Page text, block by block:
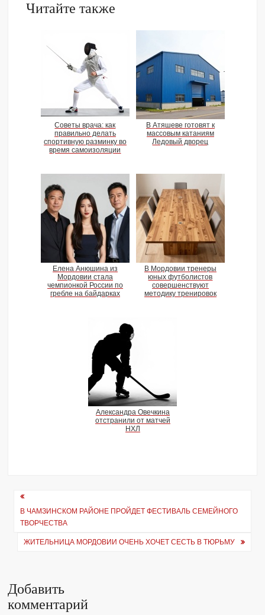
Читайте также
Советы врача: как
правильно делать
спортивную разминку во
время самоизоляции
В Атяшеве готовят к
массовым катаниям
Ледовый дворец
Елена Анюшина из
Мордовии стала
чемпионкой России по
гребле на байдарках
В Мордовии тренеры
юных футболистов
совершенствуют
методику тренировок
Александра Овечкина
отстранили от матчей
НХЛ
Навигация
по
записям
В ЧАМЗИНСКОМ РАЙОНЕ ПРОЙДЕТ ФЕСТИВАЛЬ СЕМЕЙНОГО
ТВОРЧЕСТВА
ЖИТЕЛЬНИЦА МОРДОВИИ ОЧЕНЬ ХОЧЕТ СЕСТЬ В ТЮРЬМУ
Добавить
комментарий